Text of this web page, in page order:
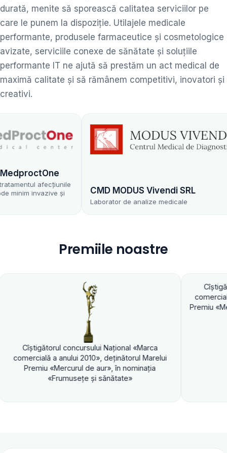
durată, menite să sporească calitatea serviciilor pe
care le punem la dispoziție. Utilajele medicale
performante, produsele farmaceutice și cosmetologice
avizate, serviciile conexe de sănătate și soluțiile
performante IT ne ajută să prestăm un act medical de
maximă calitate și să rămânem competitivi, inovatori și
creativi.
afecțiunile
invazive și
CMD MODUS Vivendi SRL
Laborator de analize medicale
Premiile noastre
concursului Naţional «Marca
a anului 2010», deţinătorul Marelui
«Mercurul de aur», în nominaţia
«Frumuseţe şi sănătate»
Cîştigătorul
comercială a anului
Premiu «Mercurul de